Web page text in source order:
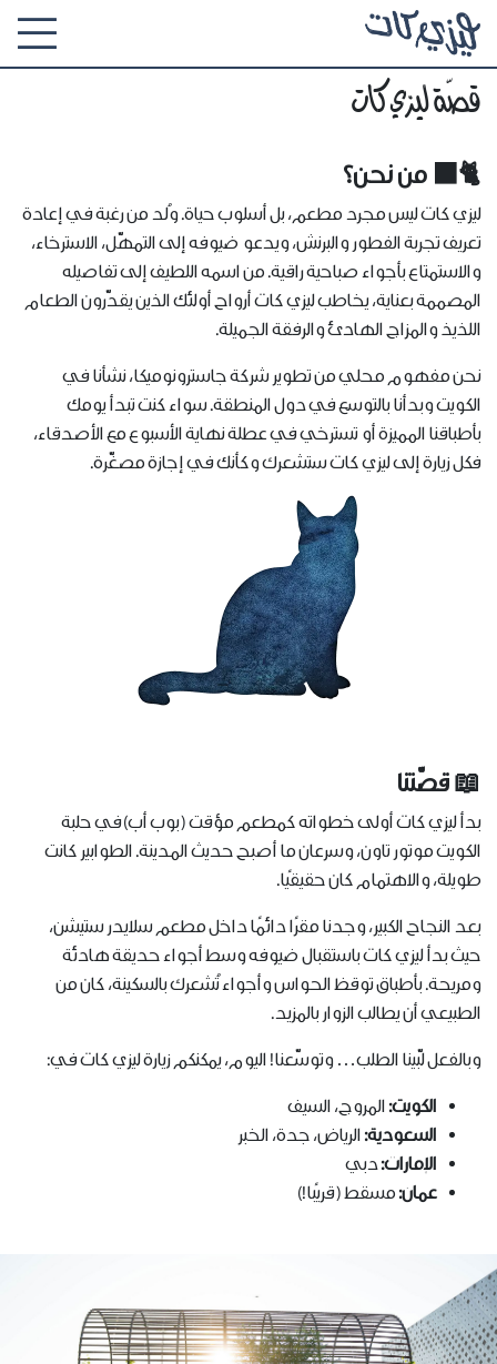
قصّة ليزي كات
🐈‍⬛ من نحن؟
ليزي كات ليس مجرد مطعم، بل أسلوب حياة. وُلد من رغبة في إعادة
تعريف تجربة الفطور والبرنش، ويدعو ضيوفه إلى التمهّل، الاسترخاء،
والاستمتاع بأجواء صباحية راقية. من اسمه اللطيف إلى تفاصيله
المصممة بعناية، يخاطب ليزي كات أرواح أولئك الذين يقدّرون الطعام
اللذيذ والمزاج الهادئ والرفقة الجميلة.
نحن مفهوم محلي من تطوير شركة جاسترونوميكا، نشأنا في
الكويت وبدأنا بالتوسع في دول المنطقة. سواء كنت تبدأ يومك
بأطباقنا المميزة أو تسترخي في عطلة نهاية الأسبوع مع الأصدقاء،
فكل زيارة إلى ليزي كات ستشعرك وكأنك في إجازة مصغّرة.
📖 قصّتنا
بدأ ليزي كات أولى خطواته كمطعم مؤقت (بوب أب) في حلبة
الكويت موتور تاون، وسرعان ما أصبح حديث المدينة. الطوابير كانت
طويلة، والاهتمام كان حقيقيًا.
بعد النجاح الكبير، وجدنا مقرًا دائمًا داخل مطعم سلايدر ستيشن،
حيث بدأ ليزي كات باستقبال ضيوفه وسط أجواء حديقة هادئة
ومريحة. بأطباق توقظ الحواس وأجواء تُشعرك بالسكينة، كان من
الطبيعي أن يطالب الزوار بالمزيد.
وبالفعل لبّينا الطلب… وتوسّعنا! اليوم، يمكنكم زيارة ليزي كات في:
الكويت: المروج، السيف
السعودية: الرياض، جدة، الخبر
الإمارات:دبي
عمان: مسقط (قريبًا!)